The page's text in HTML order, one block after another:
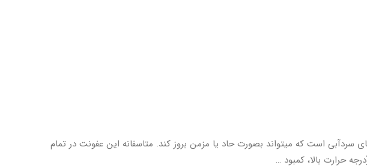
است که میتواند بصورت حاد یا مزمن بروز کند. متاسفانه این عفونت در تمام
حرارت بالا، کمبود …